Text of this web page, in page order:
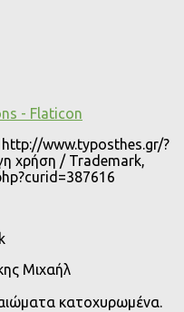
- Flaticon
www.typosthes.gr/?
χρήση / Trademark,
Μιχαήλ
κατοχυρωμένα.